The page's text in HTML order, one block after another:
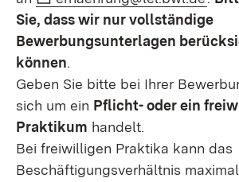
Sie, dass wir nur vollständige
Bewerbungsunterlagen
können.
Geben Sie bitte bei Ihrer
sich um ein Pflicht- oder ein
Praktikum handelt.
Bei freiwilligen Praktika kann das
Beschäftigungsverhältnis